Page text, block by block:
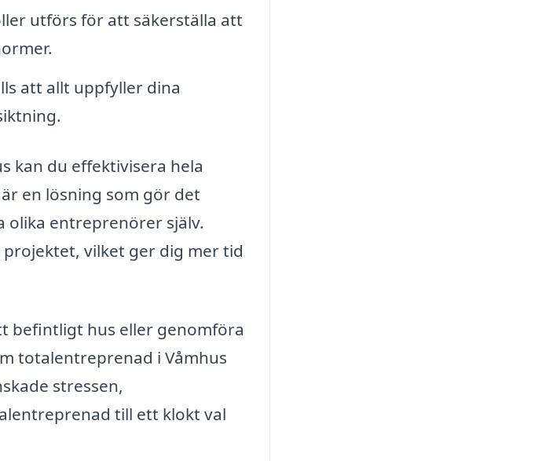
utförs för att säkerställa att
att allt uppfyller dina
kan du effektivisera hela
en lösning som gör det
olika entreprenörer själv.
vilket ger dig mer tid
befintligt hus eller genomföra
totalentreprenad i Våmhus
stressen,
till ett klokt val